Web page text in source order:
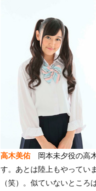
高木美佑 岡本未夕役の高
す。あとは陸上もやってい
（笑）。似ていないとこ